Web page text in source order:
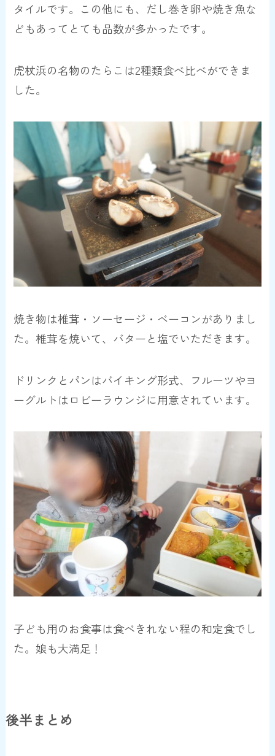
タイルです。この他にも、だし巻き卵や焼き魚な
どもあってとても品数が多かったです。
虎杖浜の名物のたらこ は2種類食べ比べができま
した。
焼き物は椎茸・ソーセージ・ベーコンがありまし
た。椎茸を焼いて、バターと塩でいただきます。
ドリンクとパンはバイキング形式、フルーツやヨ
ーグルトはロビーラウンジに用意されています。
子ども用のお食事は食べきれない程の和定食でし
た。娘も大満足！
後半まとめ